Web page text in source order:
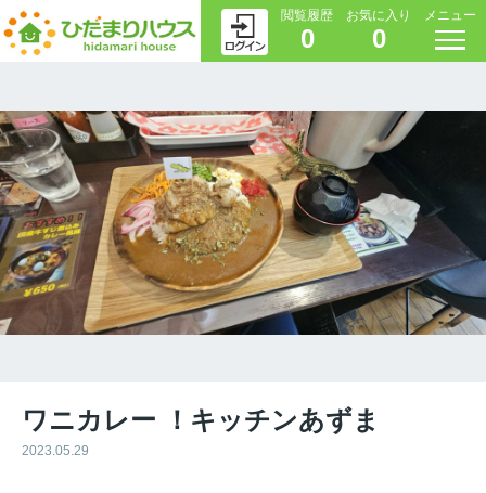
閲覧履歴
0
お気に入り
0
メニュー
ワニカレー ！キッチンあずま
2023.05.29